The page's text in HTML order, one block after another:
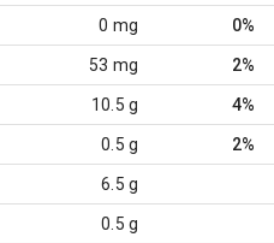
0 mg 0%
53 mg 2%
10.5 g 4%
0.5 g 2%
6.5 g
0.5 g